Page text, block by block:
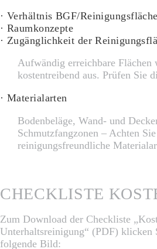
· Verhältnis BGF/Reinigungsfläche
· Raumkonzepte
· Zugänglichkeit der
Aufwändig erreichbare Flächen
kostentreibend aus. Prüfen Sie
· Materialarten
Bodenbeläge, Wand- und
Schmutzfangzonen – Achten
reinigungsfreundliche
CHECKLISTE
Zum Download der Checkliste
Unterhaltsreinigung“ (PDF) klicken
folgende Bild: